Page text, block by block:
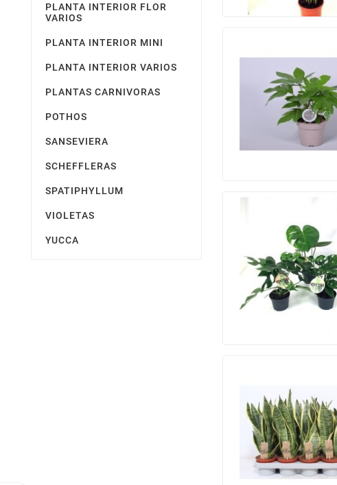
PLANTA INTERIOR FLOR
VARIOS
PLANTA INTERIOR MINI
PLANTA INTERIOR VARIOS
PLANTAS CARNIVORAS
POTHOS
SANSEVIERA
SCHEFFLERAS
SPATIPHYLLUM
VIOLETAS
YUCCA